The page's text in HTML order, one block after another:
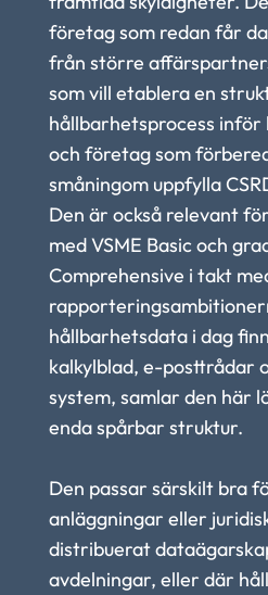
företag som redan får
från större
som vill etablera en
hållbarhetsprocess inför
och företag som
småningom uppfylla
Den är också relevant
med VSME Basic och
Comprehensive i takt
hållbarhetsdata i dag
kalkylblad, e-posttrådar
system, samlar den här
enda spårbar struktur.
Den passar särskilt bra
anläggningar eller
distribuerat
avdelningar, eller där